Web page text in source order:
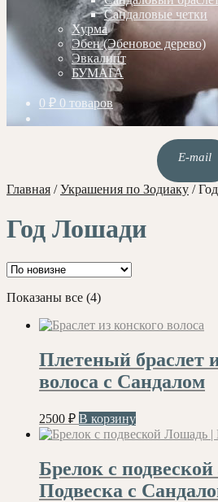
Сандаловые четки
Хурма
Эбен (Эбеновое дерево)
Эвкалипт
БУМАГА
0 ₽ 0 товаров
E-mail
Главная /Украшения по Зодиаку /
Год Лошади
Показаны все (4)Сортировка:
недавние
Плетеный браслет
волоса с Сандалом
2500 ₽ В корзину
Брелок с
Подвеска с